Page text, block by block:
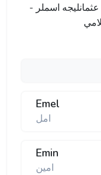
اسملر -
Emel
امل
Emin
امین